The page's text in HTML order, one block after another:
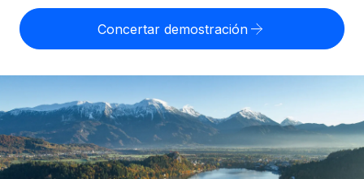
cumpliendo la normativa.
PEO
Externaliza tareas laborales complejas.
Comparador de Remote
Compáranos con otras empresas.
ETAPAS DE CRECIMIENTO
Startups
Soluciones ágiles de RR. HH. globales y nóminas para
empresas en crecimiento.
cualquier país.
autónomos globales.
APRENDIZAJE CON REMOTE
English
Nederlands
Français
Deutsch
Concertar demostración